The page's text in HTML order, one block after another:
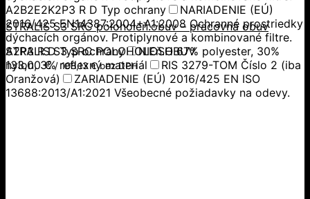
A2B2E2K2P3 R D Typ ochrany
NARIADENIE (EÚ)
2016/425 EN14387:2004+A1:2008 Ochranné prostriedky
dýchacích orgánov. Protiplynové a kombinované filtre.
A2P3 R D Typ ochrany
NIOSH 67% polyester, 30%
nylon, 3% reflexný materiál
RIS 3279-TOM Číslo 2 (iba
Oranžová)
ZARIADENIE (EÚ) 2016/425 EN ISO
13688:2013/A1:2021 Všeobecné požiadavky na odevy.
STRALIS S3 SRC poloholeň.obuv – pracovná obuv
STRALIS S3 SRC POLOHOLEň.OBUV
133,00€/108,13€bez DPH